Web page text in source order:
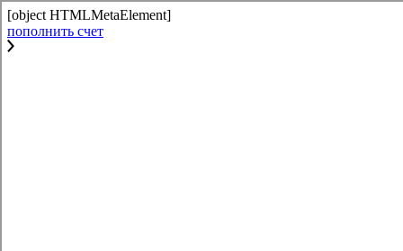
[object HTMLMetaElement]
пополнить счет